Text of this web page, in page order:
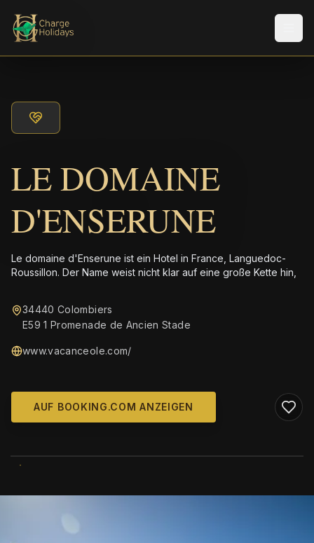
LE DOMAINE
D'ENSERUNE
Le domaine d'Enserune ist ein Hotel in France, Languedoc-
Roussillon. Der Name weist nicht klar auf eine große Kette hin,
34440 Colombiers
E59 1 Promenade de Ancien Stade
www.vacanceole.com/
AUF BOOKING.COM ANZEIGEN